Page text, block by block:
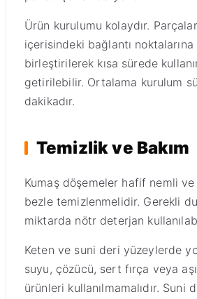
Ürün kurulumu kolaydır.
içerisindeki bağlantı
birleştirilerek kısa sürede
getirilebilir. Ortalama kurulum
dakikadır.
Temizlik ve Bakım
Kumaş döşemeler hafif nemli
bezle temizlenmelidir. Gerekli
miktarda nötr deterjan
Keten ve suni deri yüzeylerde
suyu, çözücü, sert fırça veya
ürünleri kullanılmamalıdır. Suni